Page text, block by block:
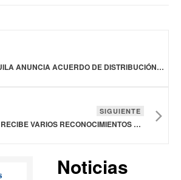
CINCORO TEQUILA ANUNCIA ACUERDO DE DISTRIBUCIÓN EN ESTADOS UNIDOS CON SOUTHERN GLAZER'S WINE & SPIRITS
SIGUIENTE
GRANJAS CARROLL RECIBE VARIOS RECONOCIMIENTOS Y CERTIFICACIONES
Noticias